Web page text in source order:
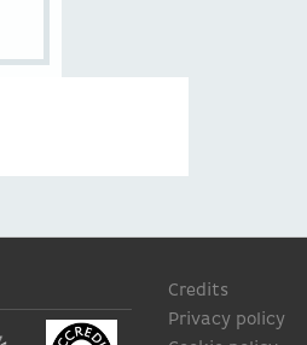
Credits
Privacy policy